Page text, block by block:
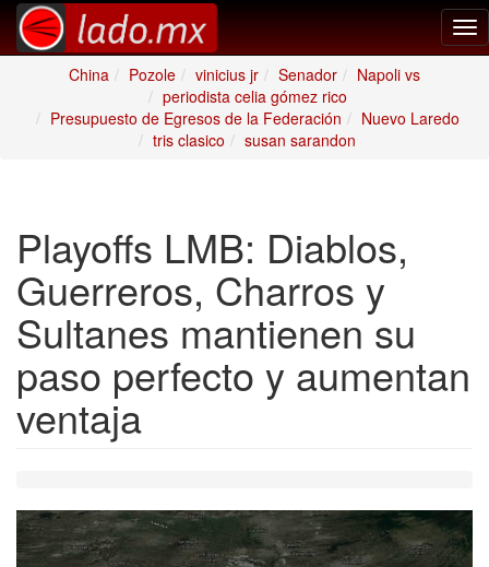
China
Pozole vinicius jr Senador
Napoli vs
periodista celia gómez rico
Presupuesto de Egresos de la Federación
Nuevo Laredo
tris clasico
susan sarandon
Playoffs LMB: Diablos,
Guerreros, Charros y
Sultanes mantienen su
paso perfecto y aumentan
ventaja